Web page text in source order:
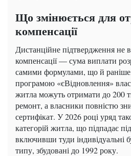
Що змінюється для
компенсації
Дистанційне підтвердження не
компенсації — сума виплати
самими формулами, що й
програмою «єВідновлення»
житла можуть отримати до 200
ремонт, а власники повністю
сертифікат. У 2026 році уряд
категорій житла, що підпадає
включивши туди індивідуальні
типу, збудовані до 1992 року.